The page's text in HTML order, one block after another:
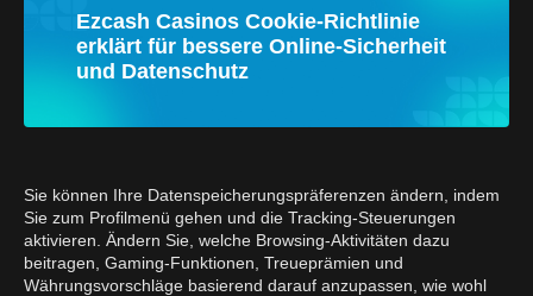
Ezcash Casinos Cookie-Richtlinie
erklärt für bessere Online-Sicherheit
und Datenschutz
Sie können Ihre Datenspeicherungspräferenzen ändern, indem
Sie zum Profilmenü gehen und die Tracking-Steuerungen
aktivieren. Ändern Sie, welche Browsing-Aktivitäten dazu
beitragen, Gaming-Funktionen, Treueprämien und
Währungsvorschläge basierend darauf anzupassen, wie wohl